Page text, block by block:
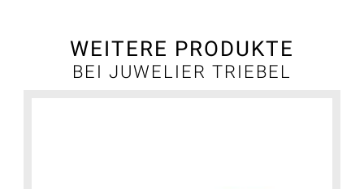
WEITERE PRODUKTE
BEI JUWELIER TRIEBEL